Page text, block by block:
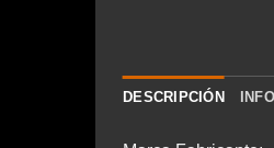
DESCRIPCIÓN